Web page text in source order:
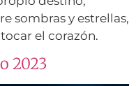
sombras y estrellas,
el corazón.
2023